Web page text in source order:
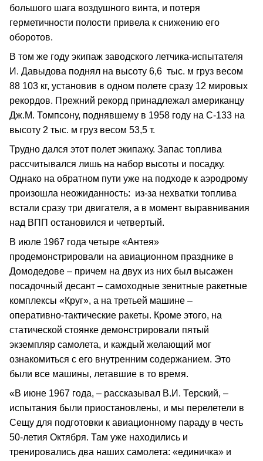
большого шага воздушного винта, и потеря
герметичности полости привела к снижению его
оборотов.
В том же году экипаж заводского летчика‑испытателя
И. Давыдова поднял на высоту 6,6 тыс. м груз весом
88 103 кг, установив в одном полете сразу 12 мировых
рекордов. Прежний рекорд принадлежал американцу
Дж.М. Томпсону, поднявшему в 1958 году на С‑133 на
высоту 2 тыс. м груз весом 53,5 т.
Трудно дался этот полет экипажу. Запас топлива
рассчитывался лишь на набор высоты и посадку.
Однако на обратном пути уже на подходе к аэродрому
произошла неожиданность: из‑за нехватки топлива
встали сразу три двигателя, а в момент выравнивания
над ВПП остановился и четвертый.
В июле 1967 года четыре «Антея»
продемонстрировали на авиационном празднике в
Домодедове – причем на двух из них был высажен
посадочный десант – самоходные зенитные ракетные
комплексы «Круг», а на третьей машине –
оперативно‑тактические ракеты. Кроме этого, на
статической стоянке демонстрировали пятый
экземпляр самолета, и каждый желающий мог
ознакомиться с его внутренним содержанием. Это
были все машины, летавшие в то время.
«В июне 1967 года, – рассказывал В.И. Терский, –
испытания были приостановлены, и мы перелетели в
Сещу для подготовки к авиационному параду в честь
50‑летия Октября. Там уже находились и
тренировались два наших самолета: «единичка» и